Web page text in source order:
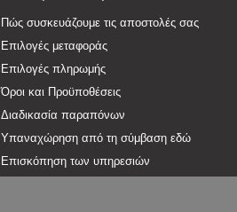
Πώς συσκευάζουμε τις αποστολές σας
Επιλογές μεταφοράς
Επιλογές πληρωμής
Όροι και Προϋποθέσεις
Διαδικασία παραπόνων
Υπαναχώρηση από τη σύμβαση εδώ
Επισκόπηση των υπηρεσιών